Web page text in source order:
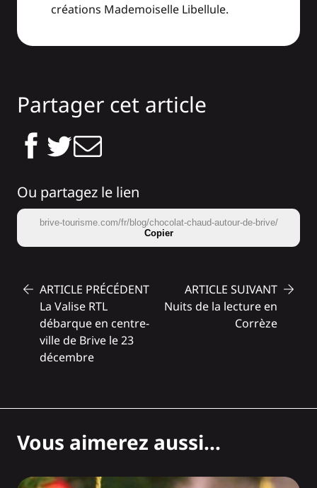
créations Mademoiselle Libellule.
Partager cet article
Ou partagez le lien
brive-tourisme.com/fr/blog/chocolat-chaud-autour-de-brive/
Copier
ARTICLE PRÉCÉDENT
La Valise RTL
débarque en centre-
ville de Brive le 23
décembre
ARTICLE SUIVANT
Nuits de la lecture en
Corrèze
Vous aimerez aussi...